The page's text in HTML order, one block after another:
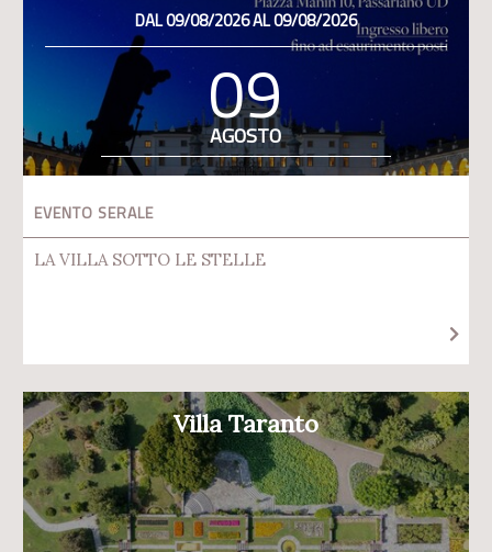
DAL 09/08/2026 AL 09/08/2026
09
AGOSTO
EVENTO SERALE
LA VILLA SOTTO LE STELLE
Villa Taranto